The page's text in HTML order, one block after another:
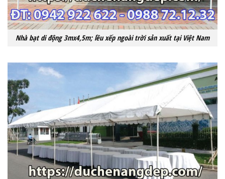
Nhà bạt di động 3mx4,5m; lều xếp ngoài trời sản xuất tại Việt Nam